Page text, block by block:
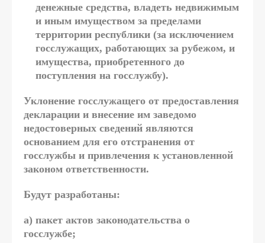
денежные средства, владеть недвижимым
и иным имуществом за пределами
территории республики (за исключением
госслужащих, работающих за рубежом, и
имущества, приобретенного до
поступления на госслужбу).
Уклонение госслужащего от предоставления
декларации и внесение им заведомо
недостоверных сведений являются
основанием для его отстранения от
госслужбы и привлечения к установленной
законом ответственности.
Будут разработаны:
а) пакет актов законодательства о
госслужбе;